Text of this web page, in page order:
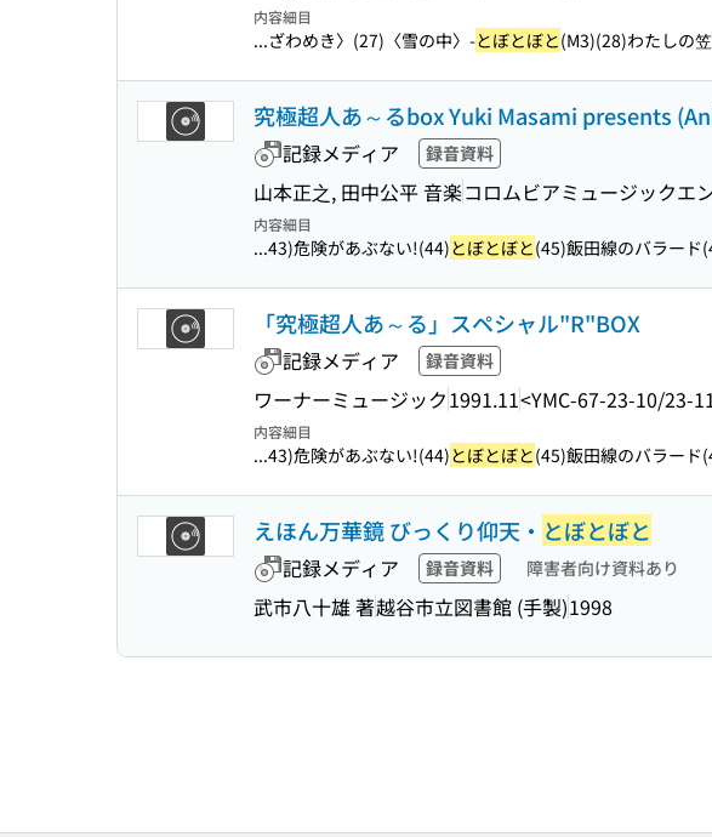
内容細目
...ざわめき〉(27)〈雪の中〉-とぼとぼと(M3)(28)わたしの
究極超人あ～るbox Yuki Masami presents
記録メディア 録音資料
山本正之, 田中公平 音楽コロムビアミュージックエ
内容細目
...43)危険があぶない!(44)とぼとぼと(45)飯田線のバラード
「究極超人あ～る」スペシャル"R"BOX
記録メディア 録音資料
ワーナーミュージック1991.11<YMC-67-23-10/23-
内容細目
...43)危険があぶない!(44)とぼとぼと(45)飯田線のバラード
えほん万華鏡 びっくり仰天・ とぼとぼと
記録メディア 録音資料 障害者向け資料あり
武市八十雄 著越谷市立図書館 (手製)1998